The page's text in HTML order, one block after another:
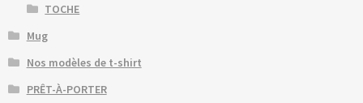
TOCHE
Mug
Nos modèles de t-shirt
PRÊT-À-PORTER